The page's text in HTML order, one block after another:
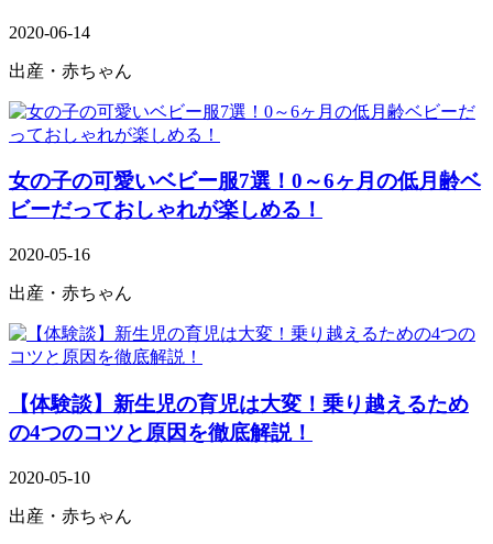
2020-06-14
出産・赤ちゃん
女の子の可愛いベビー服7選！0～6ヶ月の低月齢ベ
ビーだっておしゃれが楽しめる！
2020-05-16
出産・赤ちゃん
【体験談】新生児の育児は大変！乗り越えるため
の4つのコツと原因を徹底解説！
2020-05-10
出産・赤ちゃん